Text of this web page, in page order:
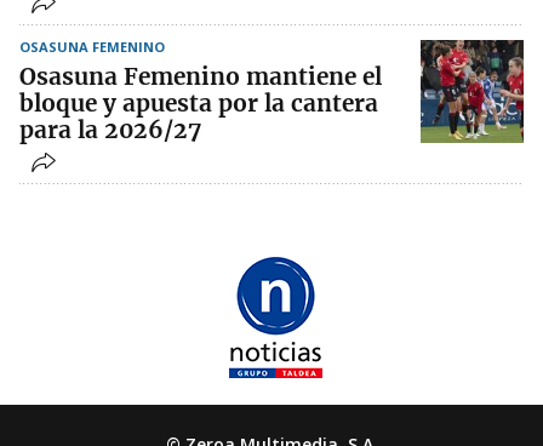
OSASUNA FEMENINO
Osasuna Femenino mantiene el
bloque y apuesta por la cantera
para la 2026/27